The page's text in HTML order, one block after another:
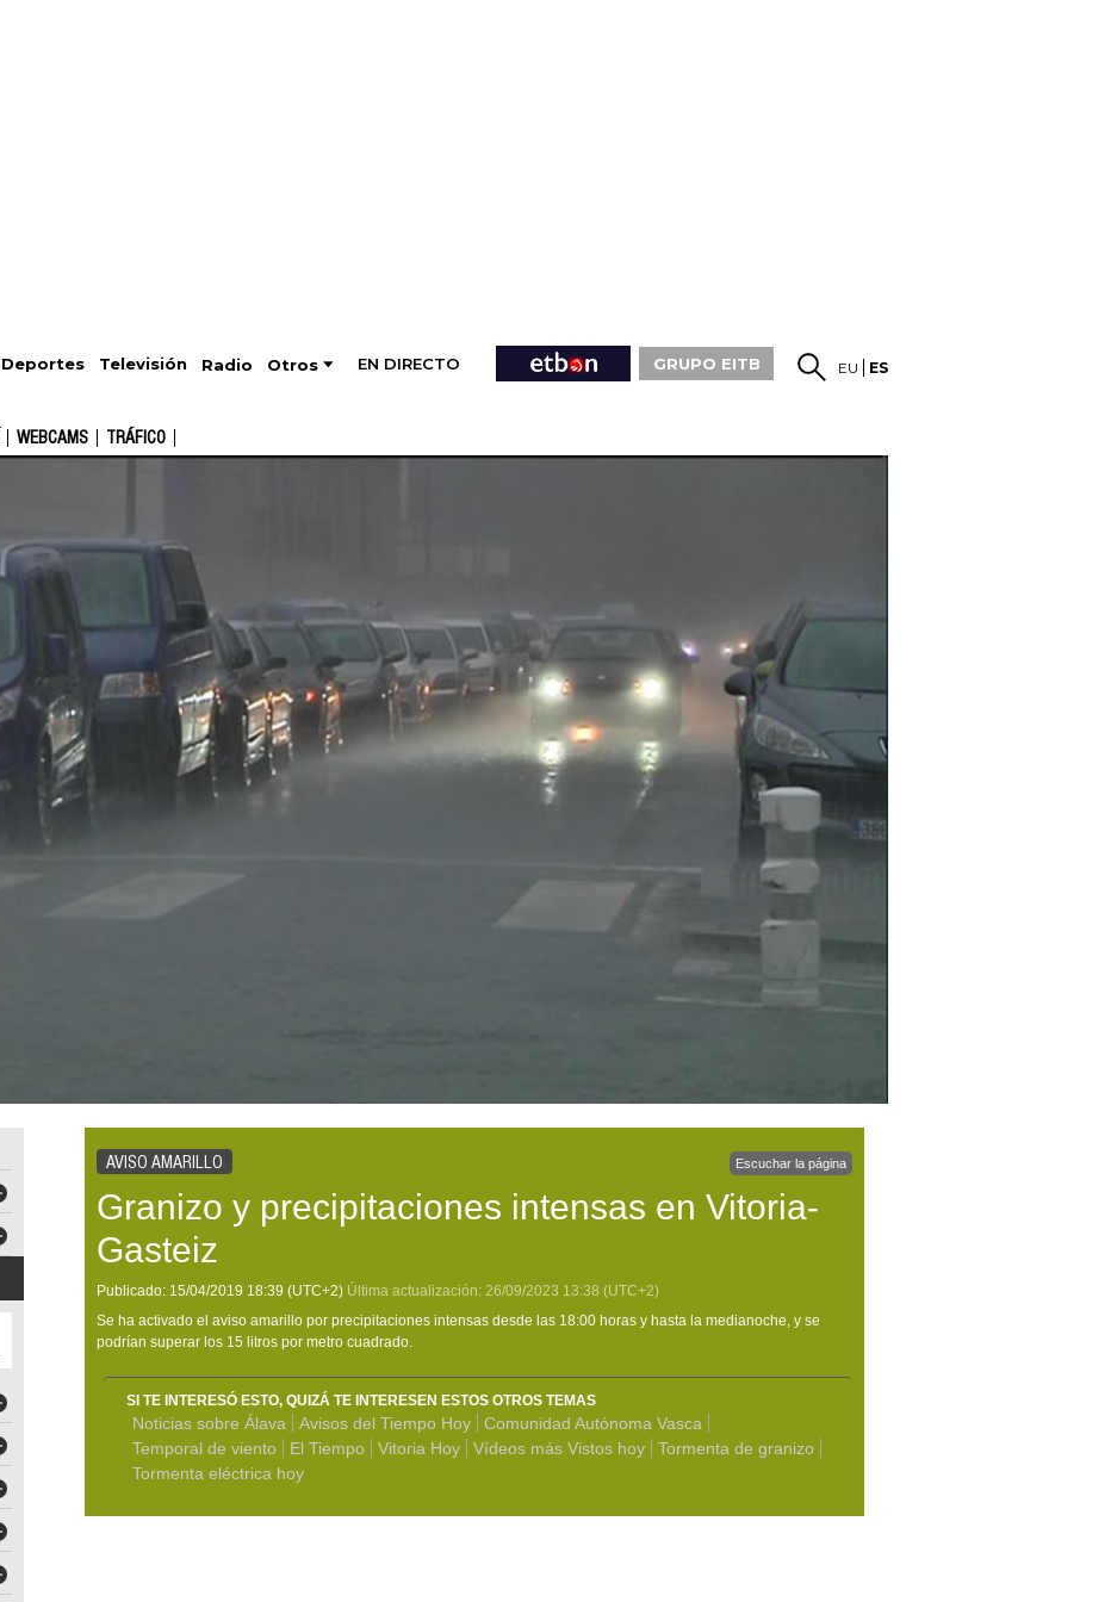
Deportes Televisión Radio Otros EN DIRECTO GRUPO EITB EU ES
WEBCAMS TRÁFICO
AVISO AMARILLO Escuchar la página
Granizo y precipitaciones intensas en Vitoria-
Gasteiz
Publicado: 15/04/2019 18:39 (UTC+2) Última actualización: 26/09/2023 13:38 (UTC+2)
Se ha activado el aviso amarillo por precipitaciones intensas desde las 18:00 horas y hasta la medianoche, y se
podrían superar los 15 litros por metro cuadrado.
SI TE INTERESÓ ESTO, QUIZÁ TE INTERESEN ESTOS OTROS TEMAS
Noticias sobre Álava Avisos del Tiempo Hoy
Comunidad Autónoma Vasca
Temporal de viento
El Tiempo Vitoria Hoy Vídeos más Vistos hoy
Tormenta de granizo
Tormenta eléctrica hoy